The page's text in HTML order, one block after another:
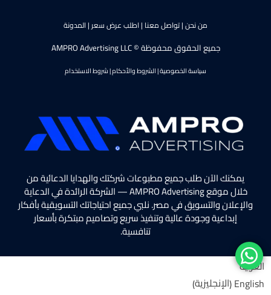
من نحن|تواصل معنا | اطلب عرض سعر| المدونة
جميع الحقوق محفوظة © AMPRO Advertising LLC
سياسة الخصوصية|الشروط والأحكام|شروط الاستخدام
يمكنك الآن طلب جميع مطبوعات شركتك والهدايا الدعائية من
خلال موقع AMPRO Advertising — الشركة الرائدة في الدعاية
والإعلان والتسويق في مصر. نلبي جميع احتياجاتك التسويقية بأفكار
إبداعية وجودة عالية وتنفيذ سريع وتصاميم مبتكرة بأسعار
تنافسية.
العربية
English
(الإنجليزية)